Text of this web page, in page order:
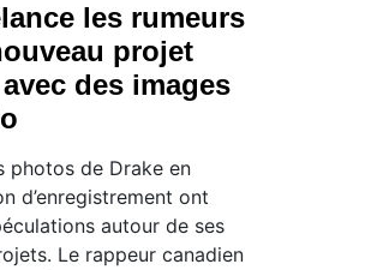
les rumeurs
projet
des images
photos de Drake en
d’enregistrement ont
autour de ses
Le rappeur canadien